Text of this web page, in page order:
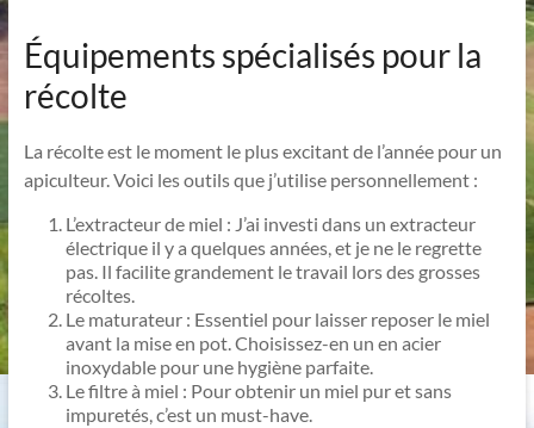
Équipements spécialisés pour la
récolte
La récolte est le moment le plus excitant de l’année pour un
apiculteur. Voici les outils que j’utilise personnellement :
L’extracteur de miel : J’ai investi dans un extracteur
électrique il y a quelques années, et je ne le regrette
pas. Il facilite grandement le travail lors des grosses
récoltes.
Le maturateur : Essentiel pour laisser reposer le miel
avant la mise en pot. Choisissez-en un en acier
inoxydable pour une hygiène parfaite.
Le filtre à miel : Pour obtenir un miel pur et sans
impuretés, c’est un must-have.